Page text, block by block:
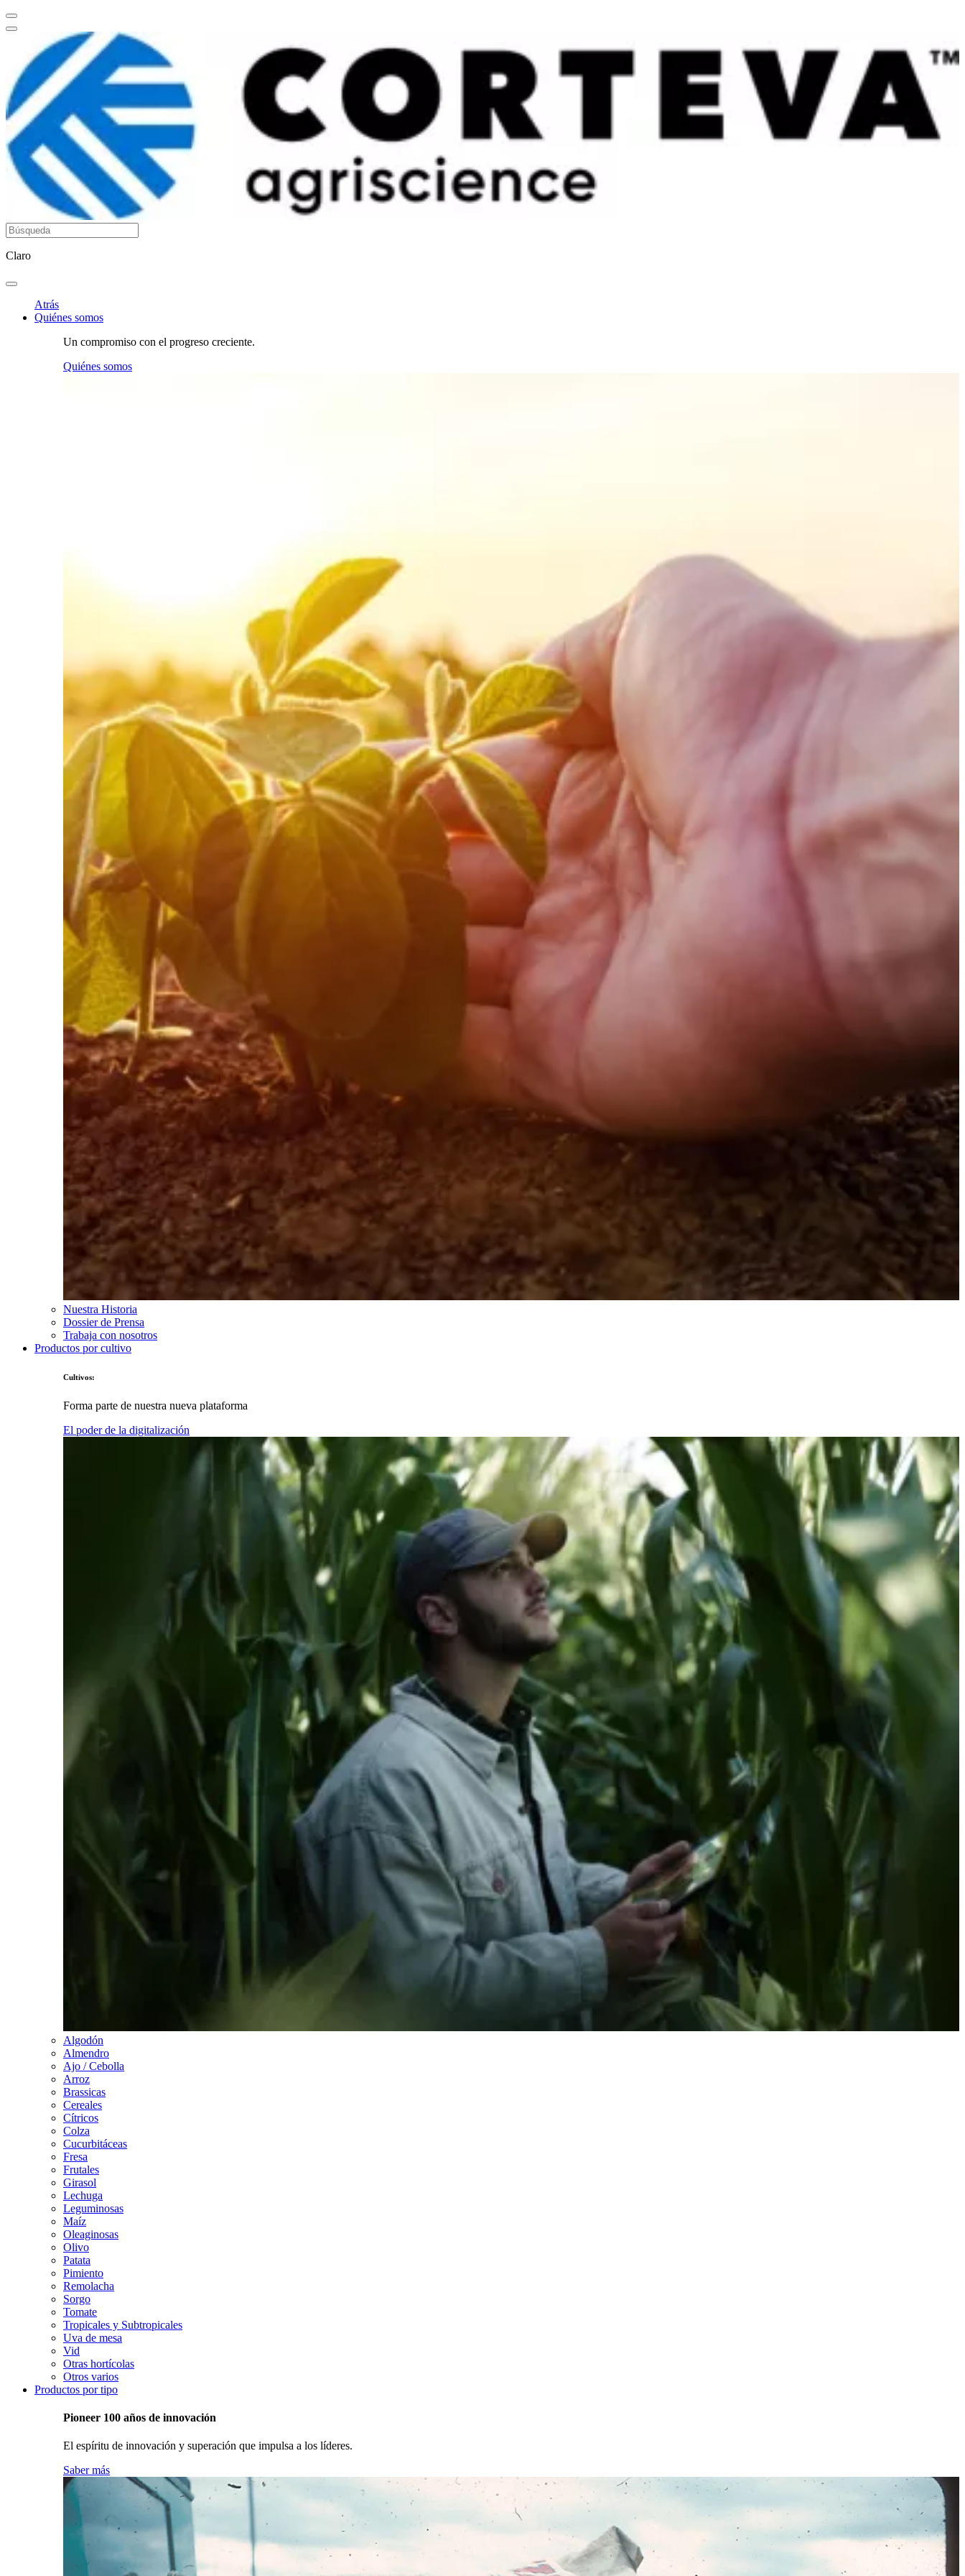
Claro
Atrás
Quiénes somos
Un compromiso con el progreso creciente.
Quiénes somos
Nuestra Historia
Dossier de Prensa
Trabaja con nosotros
Productos por cultivo
Cultivos:
Forma parte de nuestra nueva plataforma
El poder de la digitalización
Algodón
Almendro
Ajo / Cebolla
Arroz
Brassicas
Cereales
Cítricos
Colza
Cucurbitáceas
Fresa
Frutales
Girasol
Lechuga
Leguminosas
Maíz
Oleaginosas
Olivo
Patata
Pimiento
Remolacha
Sorgo
Tomate
Tropicales y Subtropicales
Uva de mesa
Vid
Otras hortícolas
Otros varios
Productos por tipo
Pioneer 100 años de innovación
El espíritu de innovación y superación que impulsa a los líderes.
Saber más